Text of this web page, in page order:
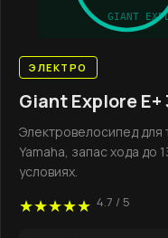
GIANT
ЭЛЕКТРО
Giant Explore E+
Электровелосипед для
Yamaha, запас хода до
условиях.
★★★★★ 4.7 / 5